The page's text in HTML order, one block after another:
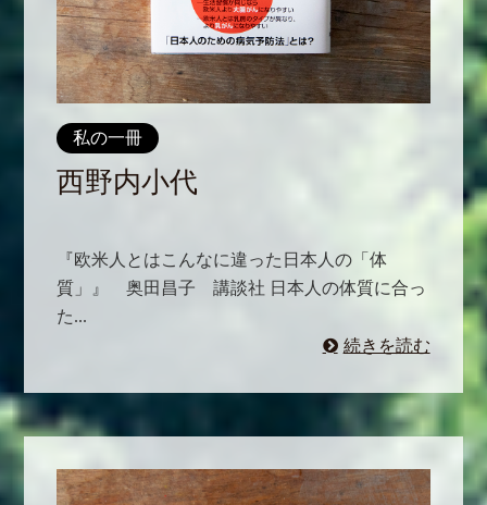
私の一冊
西野内小代
『欧米人とはこんなに違った日本人の「体
質」』 奥田昌子 講談社 日本人の体質に合っ
た...
続きを読む